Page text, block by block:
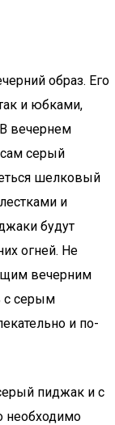
образ. Его
и юбками,
вечернем
серый
шелковый
и
будут
огней. Не
вечерним
с серым
и по-
пиджак и с
необходимо